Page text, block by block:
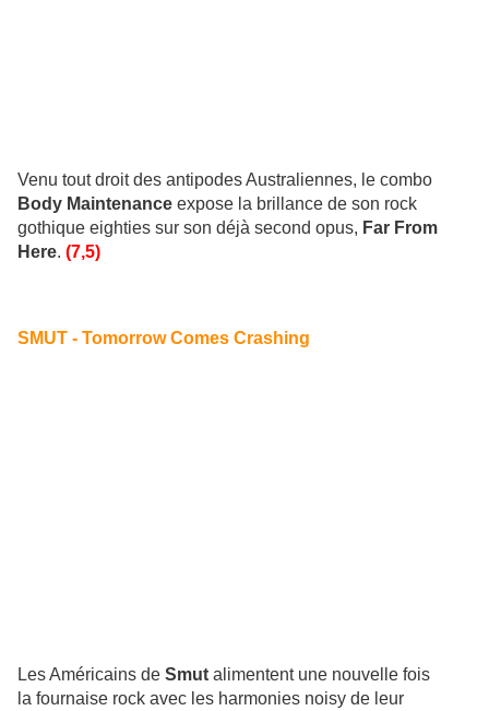
Venu tout droit des antipodes Australiennes, le combo
Body Maintenance expose la brillance de son rock
gothique eighties sur son déjà second opus, Far From
Here. (7,5)
SMUT - Tomorrow Comes Crashing
Les Américains de Smut alimentent une nouvelle fois
la fournaise rock avec les harmonies noisy de leur